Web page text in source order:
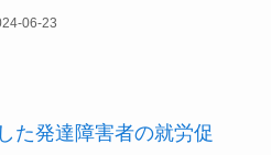
06-23
た発達障害者の就労促